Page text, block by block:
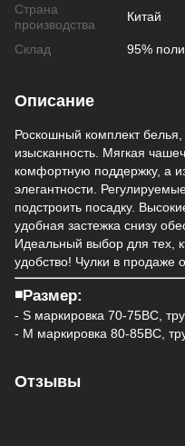
Страна
производства
Китай
Склад 95%
Описание
Роскошный комплект
изысканность. Мягкая
комфортную поддержку, а
элегантности.
подстроить посадку.
удобная застежка снизу
Идеальный выбор для тех,
удобство! Чулки в продаже
◾️Размер:
- S маркировка 70-75ВС,
- M маркировка 80-85ВС,
Отзывы